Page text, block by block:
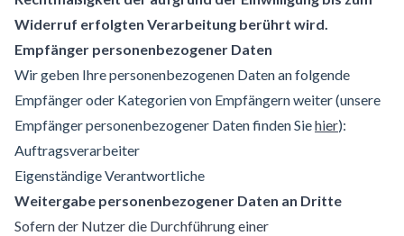
Widerruf erfolgten Verarbeitung berührt wird.
Empfänger personenbezogener Daten
Wir geben Ihre personenbezogenen Daten an folgende
Empfänger oder Kategorien von Empfängern weiter (unsere
Empfänger personenbezogener Daten finden Siehier):
Auftragsverarbeiter
Eigenständige Verantwortliche
Weitergabe personenbezogener Daten an Dritte
Sofern der Nutzer die Durchführung einer